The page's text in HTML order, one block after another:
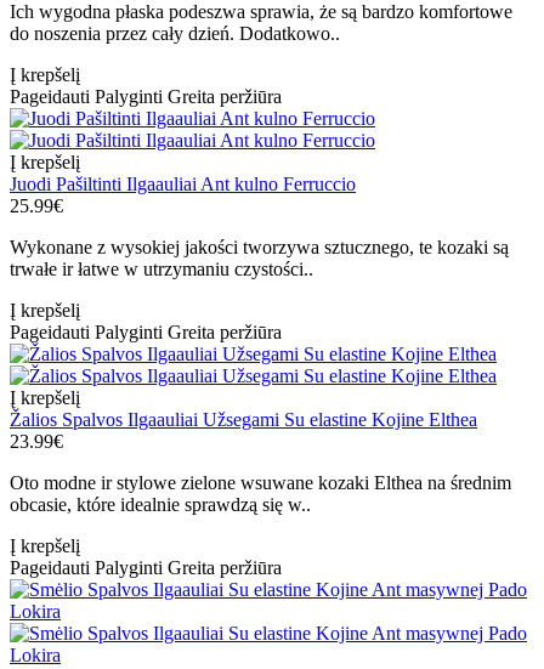
Ich wygodna płaska podeszwa sprawia, że są bardzo komfortowe
do noszenia przez cały dzień. Dodatkowo..
Į krepšelį
Pageidauti Palyginti Greita peržiūra
Į krepšelį
Juodi Pašiltinti Ilgaauliai Ant kulno Ferruccio
25.99€
Wykonane z wysokiej jakości tworzywa sztucznego, te kozaki są
trwałe ir łatwe w utrzymaniu czystości..
Į krepšelį
Pageidauti Palyginti Greita peržiūra
Į krepšelį
Žalios Spalvos Ilgaauliai Užsegami Su elastine Kojine Elthea
23.99€
Oto modne ir stylowe zielone wsuwane kozaki Elthea na średnim
obcasie, które idealnie sprawdzą się w..
Į krepšelį
Pageidauti Palyginti Greita peržiūra